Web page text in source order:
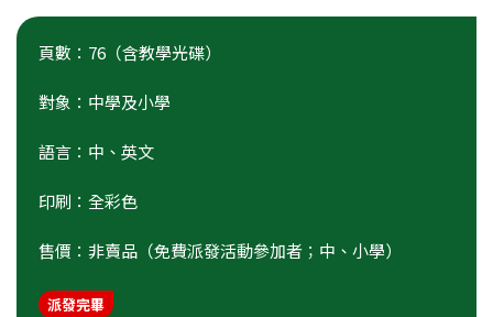
頁數：76（含教學光碟）
對象：中學及小學
語言：中、英文
印刷：全彩色
售價：非賣品（免費派發活動參加者；中、小學）
派發完畢